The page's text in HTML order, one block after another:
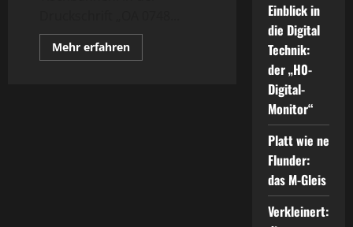
Mehr erfahrenMehr
Informationen
Einblick in
die Digital
Technik:
der „H0-
Digital-
Monitor“
Platt wie ne
Flunder:
das M-Gleis
Verkleinert: